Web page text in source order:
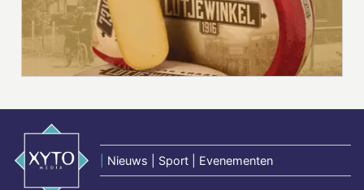
Nieuws | Sport | Evenementen